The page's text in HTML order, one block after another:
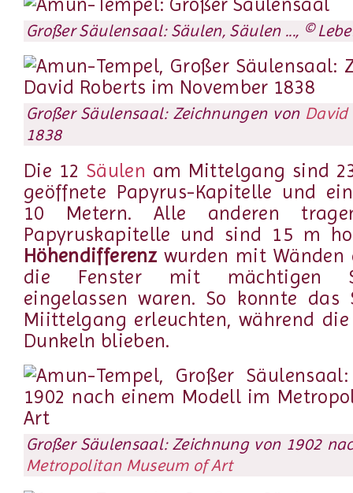
Großer Säulensaal: Säulen, Säulen ..., ©
Großer Säulensaal: Zeichnungen von David
1838
Die 12 Säulen am Mittelgang sind
geöffnete Papyrus-Kapitelle und
10 Metern. Alle anderen
Papyruskapitelle und sind 15 m
Höhendifferenzwurden mit Wänden
die Fenster mit mächtigen
eingelassen waren. So konnte das
Miittelgang erleuchten, während
Dunkeln blieben.
Großer Säulensaal: Zeichnung von 1902
Metropolitan Museum of Art